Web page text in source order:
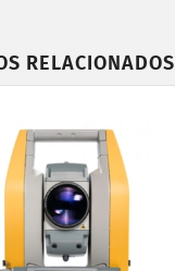
RELACIONADOS